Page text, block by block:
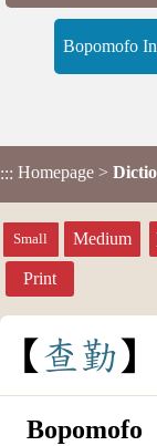
Bopomofo
::: Homepage >
Small Medium
Print
查 勤
Bopomofo